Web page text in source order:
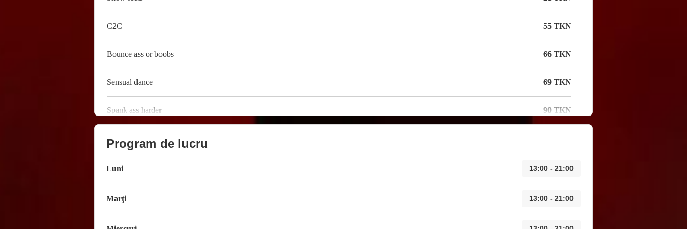
C2C 55 TKN
Bounce ass or boobs 66 TKN
Sensual dance 69 TKN
Spank ass harder 90 TKN
Program de lucru
Luni 13:00 - 21:00
Marţi 13:00 - 21:00